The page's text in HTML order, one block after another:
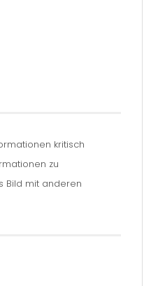
kritisch
zu
Bild mit anderen